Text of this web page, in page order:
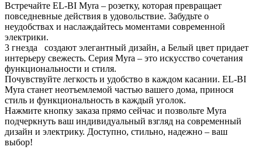
Встречайте EL-BI Myra – розетку, которая превращает
повседневные действия в удовольствие. Забудьте о
неудобствах и наслаждайтесь моментами современной
электрики.
3 гнезда создают элегантный дизайн, а Белый цвет придает
интерьеру свежесть. Серия Myra – это искусство сочетания
функциональности и стиля.
Почувствуйте легкость и удобство в каждом касании. EL-BI
Myra станет неотъемлемой частью вашего дома, принося
стиль и функциональность в каждый уголок.
Нажмите кнопку заказа прямо сейчас и позвольте Myra
подчеркнуть ваш индивидуальный взгляд на современный
дизайн и электрику. Доступно, стильно, надежно – ваш
выбор!